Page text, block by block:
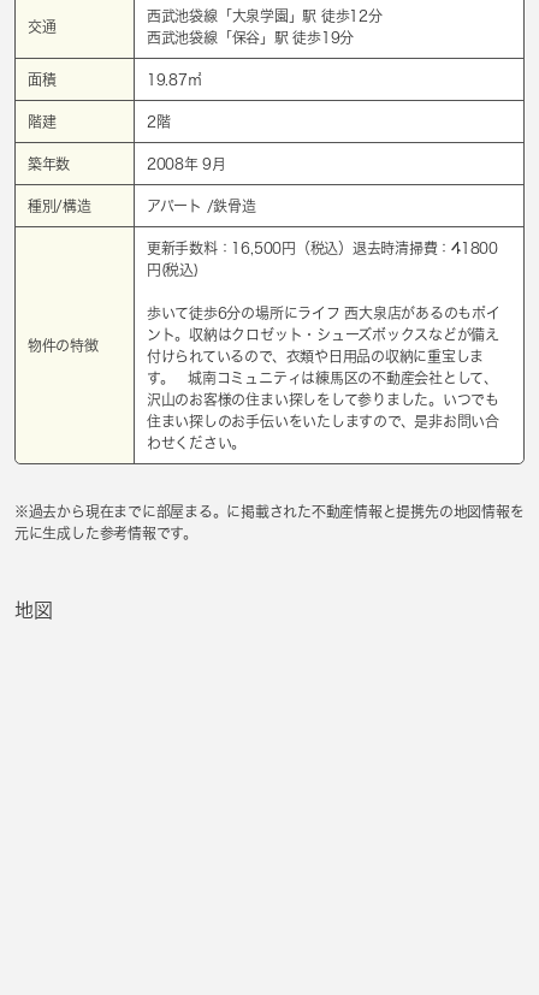
交通
西武池袋線「 大泉学園 」駅 徒歩12分
西武池袋線「 保谷 」駅 徒歩19分
面積 19.87㎡
階建 2階
築年数 2008年 9月
種別/構造 アパート /鉄骨造
物件の特徴
更新手数料：16,500円（税込）退去時清掃費：41800
円(税込)
歩いて徒歩6分の場所にライフ 西大泉店があるのもポイ
ント。収納はクロゼット・シューズボックスなどが備え
付けられているので、衣類や日用品の収納に重宝しま
す。 城南コミュニティは練馬区の不動産会社として、
沢山のお客様の住まい探しをして参りました。いつでも
住まい探しのお手伝いをいたしますので、是非お問い合
わせください。
※過去から現在までに部屋まる。に掲載された不動産情報と提携先の地図情報を
元に生成した参考情報です。
地図